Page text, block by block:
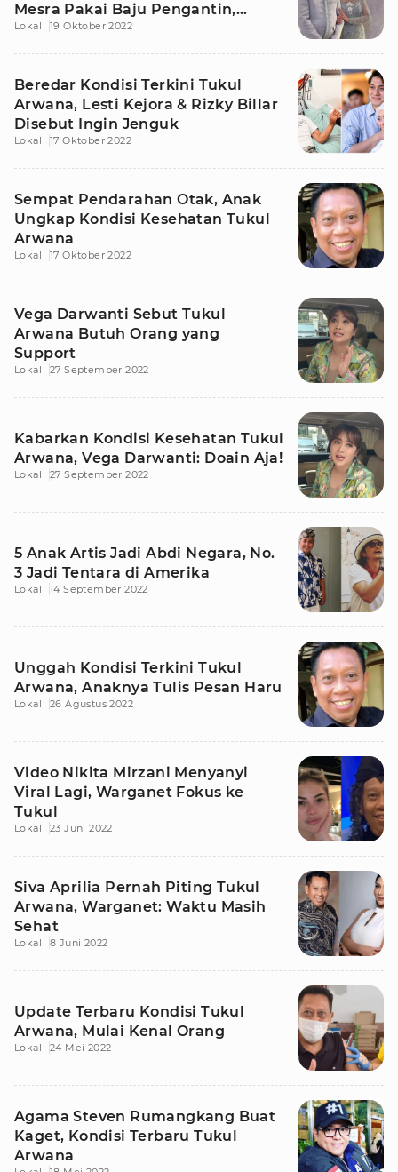
Mesra Pakai Baju Pengantin,
Nikah?
Lokal 19 Oktober 2022
Beredar Kondisi Terkini Tukul
Arwana, Lesti Kejora & Rizky Billar
Disebut Ingin Jenguk
Lokal 17 Oktober 2022
Sempat Pendarahan Otak, Anak
Ungkap Kondisi Kesehatan Tukul
Arwana
Lokal 17 Oktober 2022
Vega Darwanti Sebut Tukul
Arwana Butuh Orang yang
Support
Lokal 27 September 2022
Kabarkan Kondisi Kesehatan Tukul
Arwana, Vega Darwanti: Doain Aja!
Lokal 27 September 2022
5 Anak Artis Jadi Abdi Negara, No.
3 Jadi Tentara di Amerika
Lokal 14 September 2022
Unggah Kondisi Terkini Tukul
Arwana, Anaknya Tulis Pesan Haru
Lokal 26 Agustus 2022
Video Nikita Mirzani Menyanyi
Viral Lagi, Warganet Fokus ke
Tukul
Lokal 23 Juni 2022
Siva Aprilia Pernah Piting Tukul
Arwana, Warganet: Waktu Masih
Sehat
Lokal 8 Juni 2022
Update Terbaru Kondisi Tukul
Arwana, Mulai Kenal Orang
Lokal 24 Mei 2022
Agama Steven Rumangkang Buat
Kaget, Kondisi Terbaru Tukul
Arwana